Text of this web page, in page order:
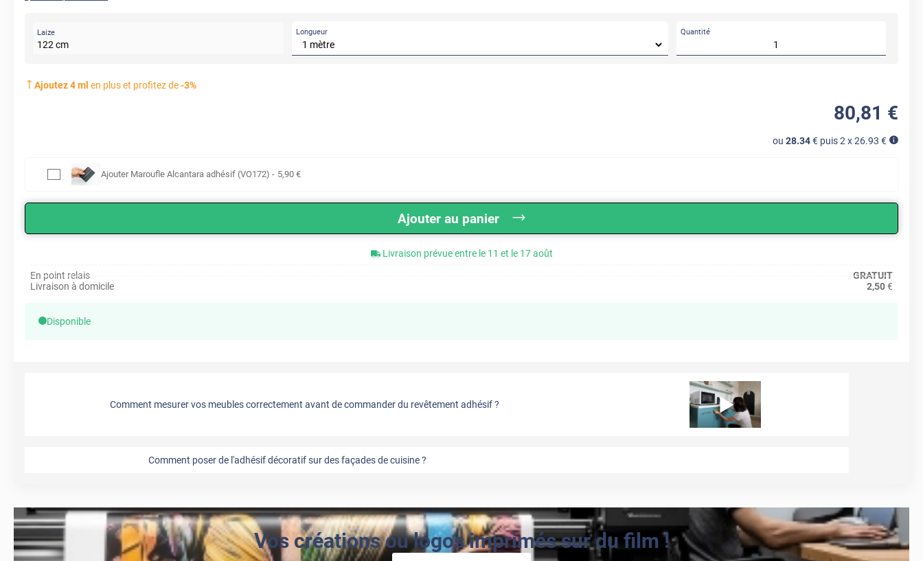
Laize
122cm
Longueur Quantité
Ajoutez4ml en plus et profitez de-3%
80,81 €
ou 28.34€ puis 2 x26.93 €
Ajouter Maroufle Alcantara adhésif (VO172) - 5,90 €
Ajouter au panier
Livraison prévue entre le 11 et le 17 août
En point relais
GRATUIT
Livraison à domicile
2,50€
Disponible
Comment mesurer vos meubles correctement avant de commander du revêtement adhésif ?
Comment poser de l'adhésif décoratif sur des façades de cuisine ?
Vos créations ou logos imprimés sur du film !